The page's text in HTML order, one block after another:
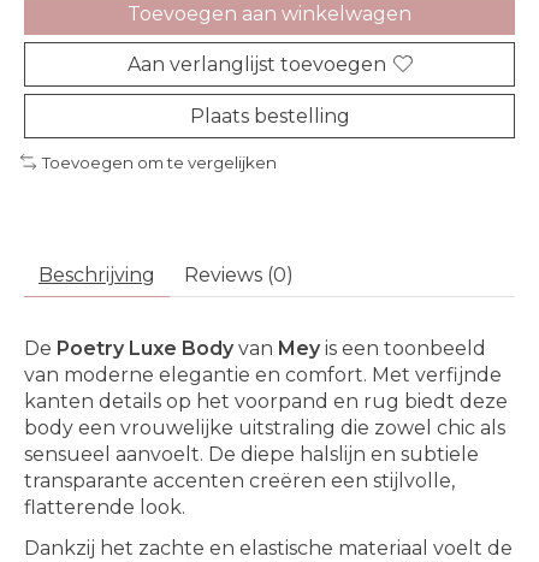
Toevoegen aan winkelwagen
Aan verlanglijst toevoegen
Plaats bestelling
Toevoegen om te vergelijken
Beschrijving Reviews (0)
De Poetry Luxe Body van Mey is een toonbeeld
van moderne elegantie en comfort. Met verfijnde
kanten details op het voorpand en rug biedt deze
body een vrouwelijke uitstraling die zowel chic als
sensueel aanvoelt. De diepe halslijn en subtiele
transparante accenten creëren een stijlvolle,
flatterende look.
Dankzij het zachte en elastische materiaal voelt de